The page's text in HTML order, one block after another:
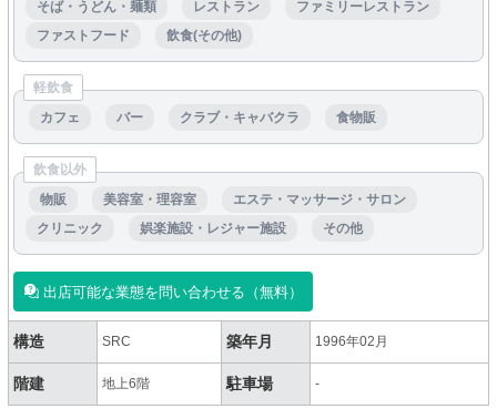
そば・うどん・麺類 レストラン
ファミリーレストラン
ファストフード
飲食(その他)
軽飲食
カフェ
バー クラブ・キャバクラ 食物販
飲食以外
物販
美容室・理容室
エステ・マッサージ・サロン
クリニック
娯楽施設・レジャー施設 その他
出店可能な業態を問い合わせる（無料）
構造 SRC 築年月 1996年02月
階建 地上6階 駐車場 -